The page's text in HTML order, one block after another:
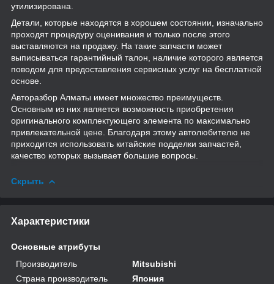
утилизирована.
Детали, которые находятся в хорошем состоянии, изначально
проходят процедуру оценивания и только после этого
выставляются на продажу. На такие запчасти может
выписываться гарантийный талон, наличие которого является
поводом для предоставления сервисных услуг на бесплатной
основе.
Авторазбор Алматы имеет множество преимуществ.
Основным из них является возможность приобретения
оригинального комплектующего элемента по максимально
привлекательной цене. Благодаря этому автолюбителю не
приходится использовать китайские подделки запчастей,
качество которых вызывает большие вопросы.
Скрыть
Характеристики
Основные атрибуты
Производитель
Mitsubishi
Страна производитель
Япония